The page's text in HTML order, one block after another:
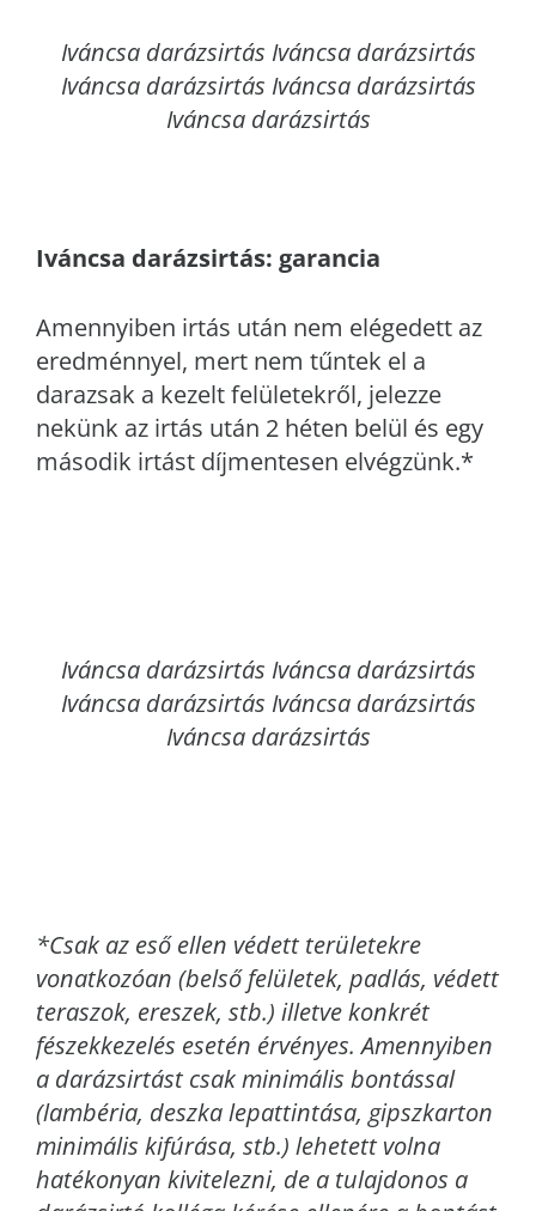
Iváncsadarázsirtás Iváncsa darázsirtás
Iváncsa darázsirtás Iváncsa darázsirtás
Iváncsa darázsirtás
Iváncsa darázsirtás: garancia
Amennyiben irtás után nem elégedett az
eredménnyel, mert nem tűntek el a
darazsak a kezelt felületekről, jelezze
nekünk az irtás után 2 héten belül és egy
második irtást díjmentesen elvégzünk.*
Iváncsadarázsirtás Iváncsa darázsirtás
Iváncsa darázsirtás Iváncsa darázsirtás
Iváncsa darázsirtás
*Csak az eső ellen védett területekre
vonatkozóan (belső felületek, padlás, védett
teraszok, ereszek, stb.) illetve konkrét
fészekkezelés esetén érvényes. Amennyiben
a darázsirtást csak minimális bontással
(lambéria, deszka lepattintása, gipszkarton
minimális kifúrása, stb.) lehetett volna
hatékonyan kivitelezni, de a tulajdonos a